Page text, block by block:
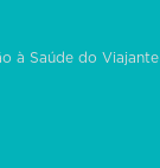
à Saúde do Viajante